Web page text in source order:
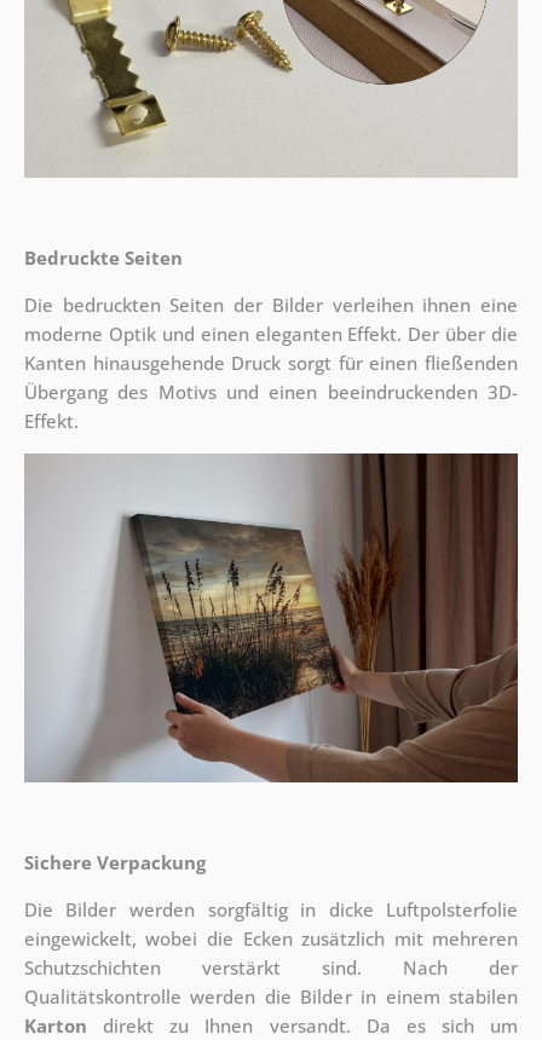
Bedruckte Seiten
Die bedruckten Seiten der Bilder verleihen ihnen eine
moderne Optik und einen eleganten Effekt. Der über die
Kanten hinausgehende Druck sorgt für einen fließenden
Übergang des Motivs und einen beeindruckenden 3D-
Effekt.
Sichere Verpackung
Die Bilder werden sorgfältig in dicke Luftpolsterfolie
eingewickelt, wobei die Ecken zusätzlich mit mehreren
Schutzschichten verstärkt sind. Nach der
Qualitätskontrolle werden die Bilder in einem stabilen
Karton direkt zu Ihnen versandt. Da es sich um